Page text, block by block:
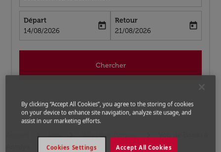
Départ
fc-booking-departure-date-aria-label
14/08/2026
today
Retour
fc-booking-return-date-aria-label
21/08/2026
today
Chercher
Vols Vols pour Turquie
By clicking “Accept All Cookies”, you agree to the storing of cookies
on your device to enhance site navigation, analyze site usage, and
assist in our marketing efforts.
Accept All Cookies
Cookies Settings